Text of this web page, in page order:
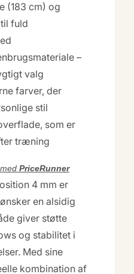
(183 cm) og
fuld
–
valg
farver, der
stil
som er
træning
PriceRunner
4 mm er
en alsidig
giver støtte
og stabilitet i
Med sine
kombination af